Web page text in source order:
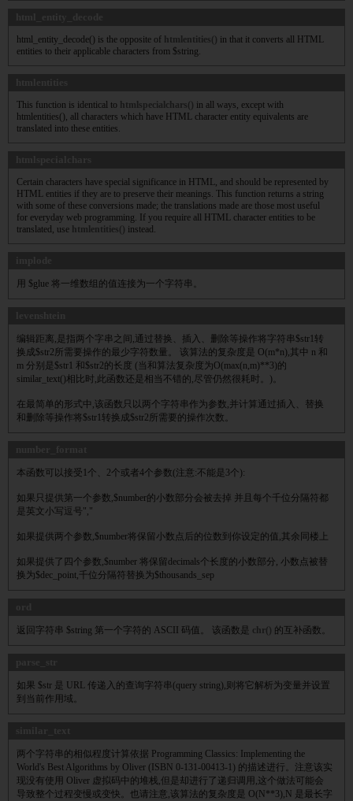
html_entity_decode() is the opposite of htmlentities() in that it converts all HTML
entities to their applicable characters from $string.
This function is identical to htmlspecialchars() in all ways, except with
htmlentities(), all characters which have HTML character entity equivalents are
translated into these entities.
Certain characters have special significance in HTML, and should be represented by
HTML entities if they are to preserve their meanings. This function returns a string
with some of these conversions made; the translations made are those most useful
for everyday web programming. If you require all HTML character entities to be
translated, use htmlentities() instead.
用 $glue 将一维数组的值连接为一个字符串。
编辑距离,是指两个字串之间,通过替换、插入、删除等操作将字符串$str1转
换成$str2所需要操作的最少字符数量。 该算法的复杂度是 O(m*n),其中 n 和
m 分别是$str1 和$str2的长度 (当和算法复杂度为O(max(n,m)**3)的
similar_text()相比时,此函数还是相当不错的,尽管仍然很耗时。)。
在最简单的形式中,该函数只以两个字符串作为参数,并计算通过插入、替换
和删除等操作将$str1转换成$str2所需要的操作次数。
本函数可以接受1个、2个或者4个参数(注意:不能是3个):
如果只提供第一个参数,$number的小数部分会被去掉 并且每个千位分隔符都
是英文小写逗号","
如果提供两个参数,$number将保留小数点后的位数到你设定的值,其余同楼上
如果提供了四个参数,$number 将保留decimals个长度的小数部分, 小数点被替
换为$dec_point,千位分隔符替换为$thousands_sep
返回字符串 $string 第一个字符的 ASCII 码值。 该函数是 chr() 的互补函数。
如果 $str 是 URL 传递入的查询字符串(query string),则将它解析为变量并设置
到当前作用域。
两个字符串的相似程度计算依据 Programming Classics: Implementing the
World's Best Algorithms by Oliver (ISBN 0-131-00413-1) 的描述进行。注意该实
现没有使用 Oliver 虚拟码中的堆栈,但是却进行了递归调用,这个做法可能会
导致整个过程变慢或变快。也请注意,该算法的复杂度是 O(N**3),N 是最长字